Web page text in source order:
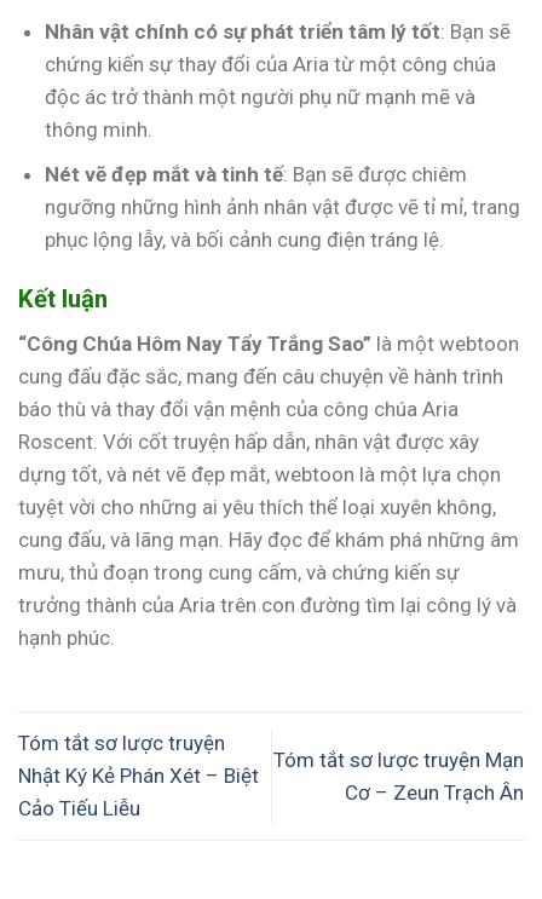
Nhân vật chính có sự phát triển tâm lý tốt: Bạn sẽ
chứng kiến sự thay đổi của Aria từ một công chúa
độc ác trở thành một người phụ nữ mạnh mẽ và
thông minh.
Nét vẽ đẹp mắt và tinh tế: Bạn sẽ được chiêm
ngưỡng những hình ảnh nhân vật được vẽ tỉ mỉ, trang
phục lộng lẫy, và bối cảnh cung điện tráng lệ.
Kết luận
“Công Chúa Hôm Nay Tẩy Trắng Sao” là một webtoon
cung đấu đặc sắc, mang đến câu chuyện về hành trình
báo thù và thay đổi vận mệnh của công chúa Aria
Roscent. Với cốt truyện hấp dẫn, nhân vật được xây
dựng tốt, và nét vẽ đẹp mắt, webtoon là một lựa chọn
tuyệt vời cho những ai yêu thích thể loại xuyên không,
cung đấu, và lãng mạn. Hãy đọc để khám phá những âm
mưu, thủ đoạn trong cung cấm, và chứng kiến sự
trưởng thành của Aria trên con đường tìm lại công lý và
hạnh phúc.
Tóm tắt sơ lược truyện
Nhật Ký Kẻ Phán Xét – Biệt
Cảo Tiếu Liễu
Tóm tắt sơ lược truyện Mạn
Cơ – Zeun Trạch Ân